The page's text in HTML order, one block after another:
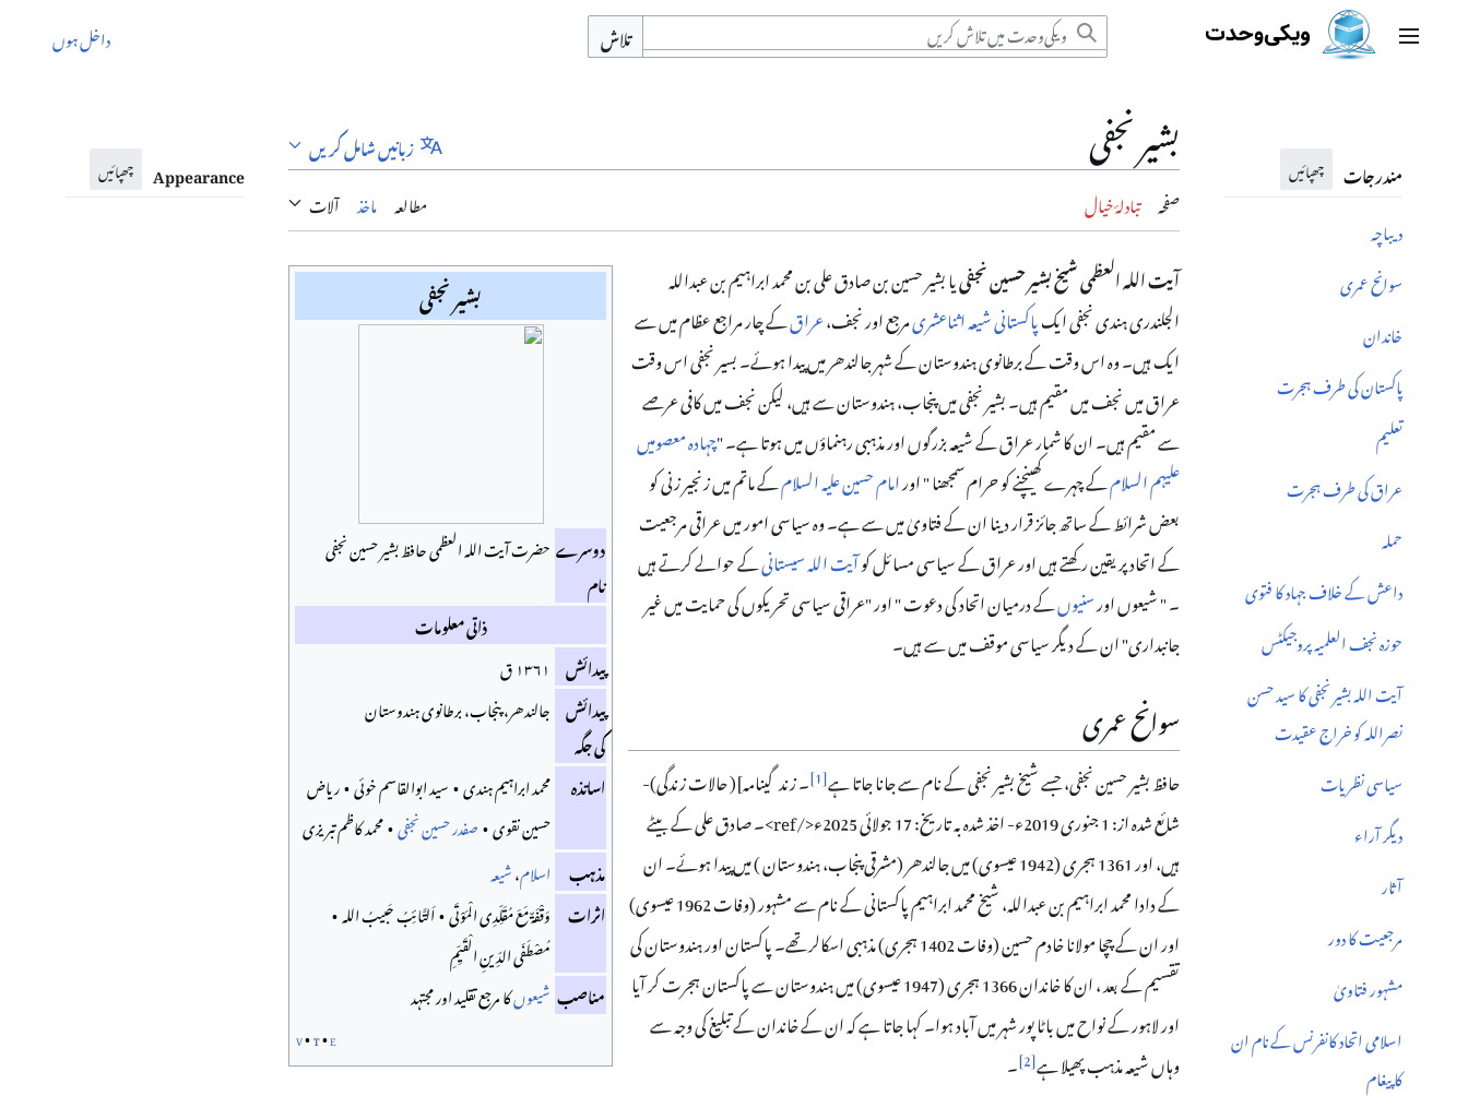
مندرجات
مرکزی مینو تلاش داخل ہوں
مندرجات چھپائیں
دیباچہ
سوانح عمری
خاندان
پاکستان کی طرف ہجرت
تعلیم
عراق کی طرف ہجرت
حملہ
داعش کے خلاف جہاد کا فتوی
حوزہ نجف العلمیہ پروجیکٹس
حوزہ نجف العلمیہ پروجیکٹس کے ذیلی قطعہ پر جائیں
آیت اللہ بشیر نجفی کا سید حسن
نصراللہ کو خراج عقیدت
سیاسی نظریات
دیگر آراء
آثار
آثار کے ذیلی قطعہ پر جائیں
مرجعیت کا دور
مشہور فتاویٰ
اسلامی اتحاد کانفرنس کے نام ان
کا پیغام
بشیر نجفی
زبانیں شامل کریں
صفحہ تبادلۂ خیال مطالعہ ماخذ آلات
Appearance چھپائیں
بشیر نجفی
دوسرے
نام
حضرت آیت اللہ العظمی حافظ بشیر حسین نجفی
ذاتی معلومات
پیدائش ۱۳۶۱ ق
پیدائش
کی جگہ
جالندھر، پنجاب، برطانوی ہندوستان
اساتذہ محمد ابراہیم ہندی سید ابوالقاسم خوئی ریاض
حسین نقوی صفدر حسین نجفی محمد کاظم تبریزی
مذہب اسلام،شیعہ
اثرات وَقْفَةٌ مَعَ مُقَلِّدِی الْمَوْتَی اَلتَّائِبُ حَبیبُ الله
مُصْطَفَی الدِّینِ الْقَیِّمِ
مناصب شیعوںکا مرجع تقلید اور مجتہد
v t e
آیت اللہ العظمی شیخ بشیر حسین نجفییا بشیر حسین بن صادق علی بن محمد ابراہیم بن عبداللہ
الجلندری ہندی نجفی ایکپاکستانیشیعہ اثناعشریمرجع اور نجف،عراقکے چار مراجع عظام میں سے
ایک ہیں۔ وہ اس وقت کے برطانوی ہندوستان کے شہر جالندھر میں پیدا ہوئے۔ بسیر نجفی اس وقت
عراق میں نجف میں مقیم ہیں۔ بشیر نجفی میں پنجاب، ہندوستان سے ہیں، لیکن نجف میں کافی عرصے
سے مقیم ہیں۔ ان کا شمار عراق کے شیعہ بزرگوں اور مذہبی رہنماؤں میں ہوتا ہے۔ "چہادہ معصومیں
علیہم السلامکے چہرے کھینچنے کو حرام سمجھنا " اورامام حسین علیہ السلامکے ماتم میں زنجیر زنی کو
بعض شرائط کے ساتھ جائز قرار دینا ان کے فتاویٰ میں سے ہے۔ وہ سیاسی امور میں عراقی مرجعیت
کے اتحاد پر یقین رکھتے ہیں اور عراق کے سیاسی مسائل کوآیت اللہ سیستانیکے حوالے کرتے ہیں
۔ " شیعوں اورسنیوںکے درمیان اتحاد کی دعوت " اور "عراقی سیاسی تحریکوں کی حمایت میں غیر
جانبداری" ان کے دیگر سیاسی موقف میں سے ہیں۔
سوانح عمری
حافظ بشیر حسین نجفی، جسے شیخ بشیر نجفی کے نام سے جانا جاتا ہے[
1
]۔ زندگینامه]( حالات زندگی)-
شائع شدہ از: 1 جنوری 2019ء- اخذ شدہ بہ تاریخ: 17 جولائی 2025ء</ref>۔ صادق علی کے بیٹے
ہیں، اور 1361 ہجری (1942 عیسوی) میں جالندھر (مشرقی پنجاب، ہندوستان ) میں پیدا ہوئے۔ ان
کے دادا محمد ابراہیم بن عبداللہ، شیخ محمد ابراہیم پاکستانی کے نام سے مشہور (وفات 1962 عیسوی)
اور ان کے چچا مولانا خادم حسین (وفات 1402 ہجری) مذہبی اسکالر تھے۔ پاکستان اور ہندوستان کی
تقسیم کے بعد ، ان کا خاندان 1366 ہجری (1947 عیسوی) میں ہندوستان سے پاکستان ہجرت کر آیا
اور لاہور کے نواح میں باٹا پور شہر میں آباد ہوا۔ کہا جاتا ہے کہ ان کے خاندان کے تبلیغ کی وجہ سے
وہاں شیعہ مذہب پھیلا ہے[
2
]۔